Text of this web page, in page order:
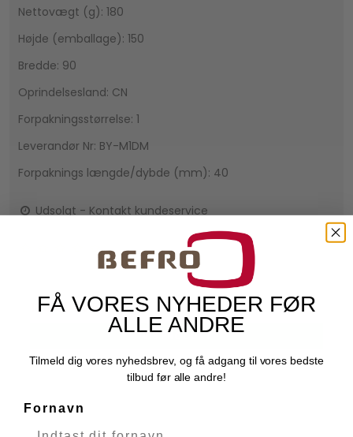
Nettovægt (g): 180
Højde (emballage): 150
Bredde: 90
Oprindelsesland: CN
Forpakningsstørrelse: 1
Leverandør Nr: BY-M1DM
Forpaknings længde/dybde (mm): 40
Udsolgt - Kontakt kundeservice
139,50 DKK
VIS PRODUKT
FÅ VORES NYHEDER FØR
ALLE ANDRE
Tilmeld dig vores nyhedsbrev, og få adgang til vores bedste
tilbud før alle andre!
Fornavn